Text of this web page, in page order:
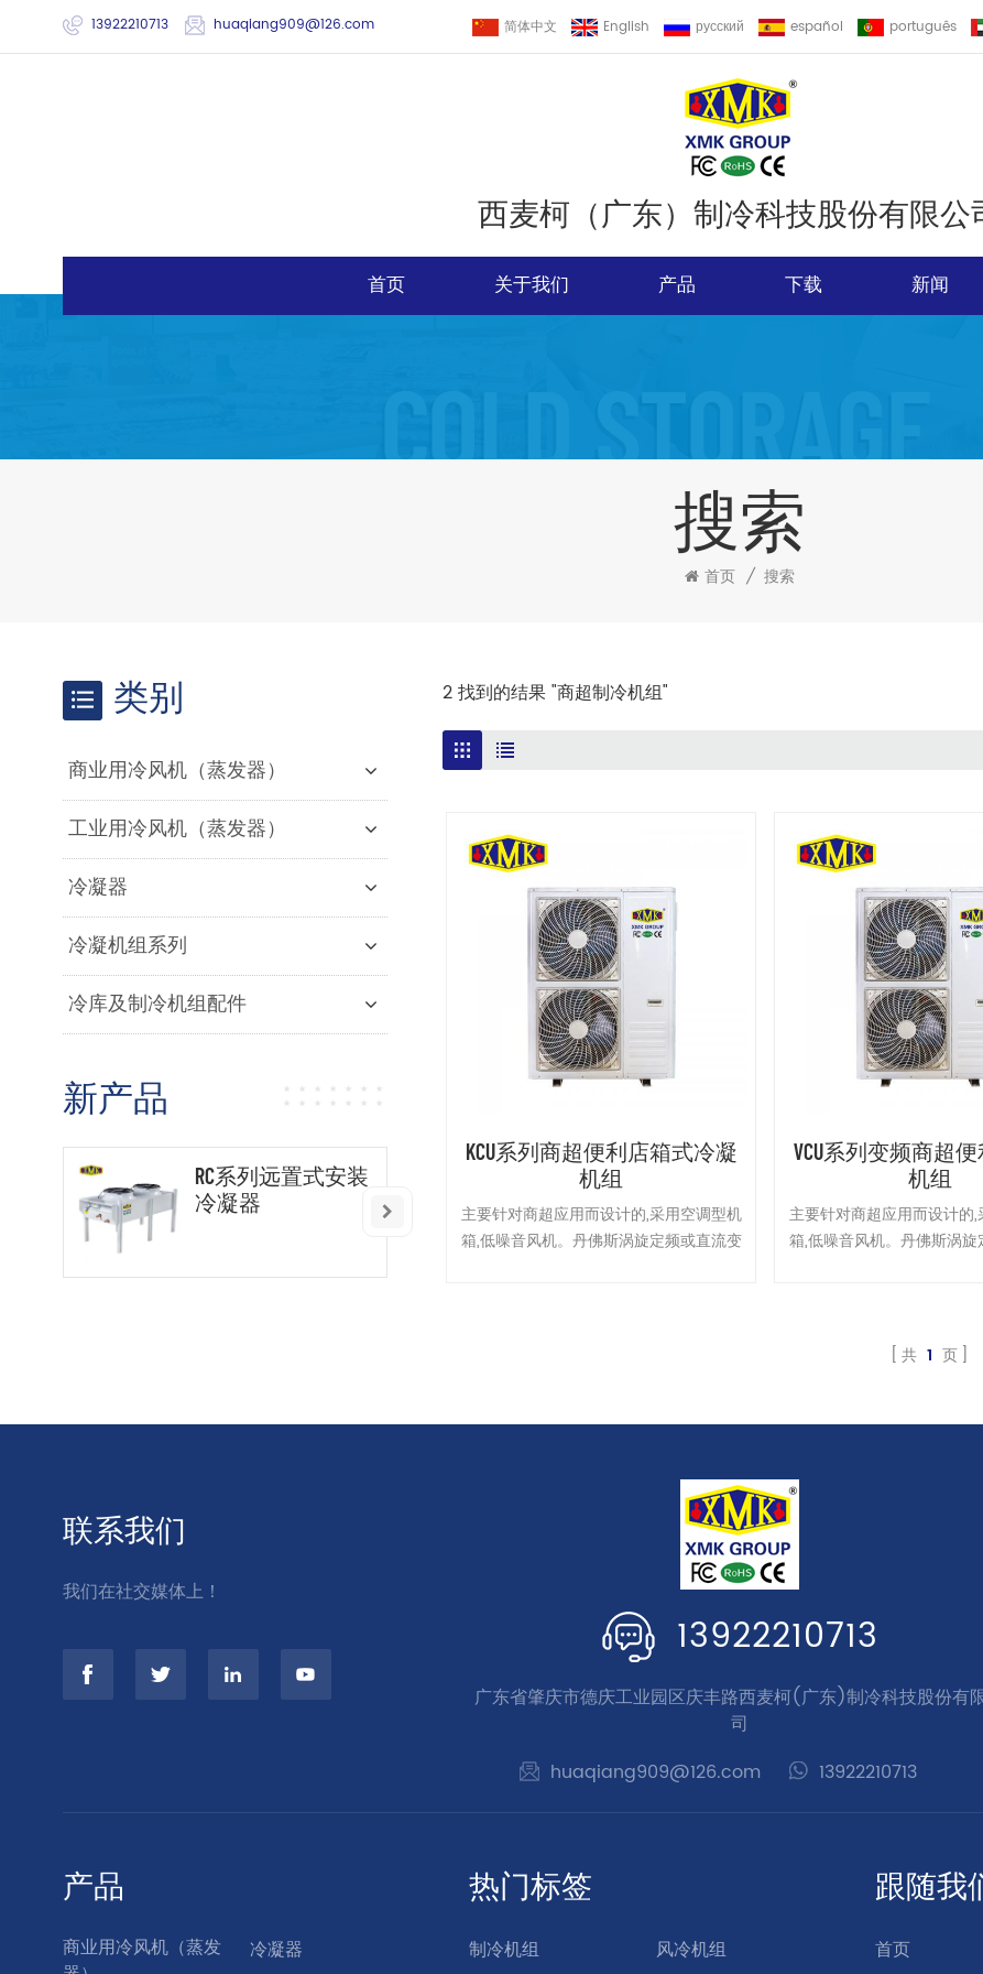
13922210713 huaqiang909@126.com 简体中文 English русский español português
西麦柯（广东）制冷科技股份有限公
首页 关于我们 产品 下载 新闻
搜索
首页 / 搜索
2 找到的结果 "商超制冷机组"
KCU系列商超便利店箱式冷凝
机组
主要针对商超应用而设计的,采用空调型机
箱,低噪音风机。丹佛斯涡旋定频或直流变
VCU系列变频商超
机组
主要针对商超应用而设计的
箱,低噪音风机。丹佛斯涡
共 1 页
类别
商业用冷风机（蒸发器）
工业用冷风机（蒸发器）
冷凝器
冷凝机组系列
冷库及制冷机组配件
新产品
RC系列远置式安装
冷凝器
13922210713
广东省肇庆市德庆工业园区庆丰路西麦柯(广东)制冷科技股份有
司
huaqiang909@126.com
13922210713
联系我们
我们在社交媒体上！
产品
商业用冷风机（蒸发
冷凝器
热门标签
制冷机组 风冷机组
跟随我
首页